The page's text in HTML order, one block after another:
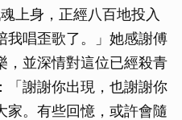
上身，正經八百地投入
我唱歪歌了。」她感謝傅
，並深情對這位已經殺青
「謝謝你出現，也謝謝你
家。有些回憶，或許會隨